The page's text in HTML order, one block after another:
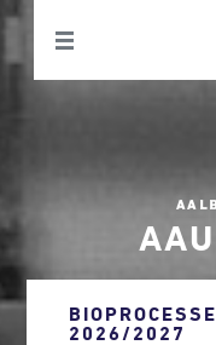
2026/2027